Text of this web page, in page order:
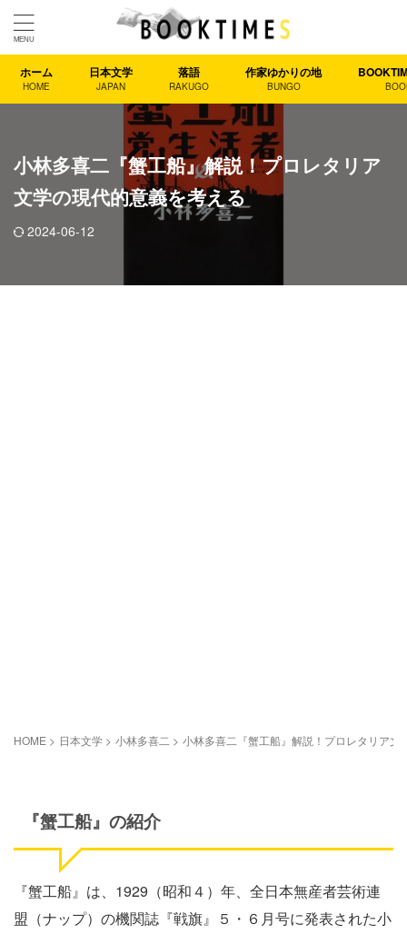
ホーム
HOME
日本文学
JAPAN
落語
RAKUGO
作家ゆかりの地
BUNGO
小林多喜二『蟹工船』解説！プロレタリア
文学の現代的意義を考える
2024-06-12
HOME > 日本文学 > 小林多喜二 > 小林多喜二『蟹工船』解説！プロレタリア文
『蟹工船』の紹介
『蟹工船』は、 1929 （昭和４）年、全日本無産者芸術連
盟（ナップ）の機関誌『戦旗』５・６月号に発表された小